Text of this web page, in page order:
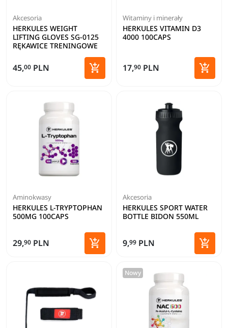
Akcesoria
HERKULES WEIGHT
LIFTING GLOVES SG-0125
RĘKAWICE TRENINGOWE
45,00 PLN 
Dodaj do koszyka
Witaminy i minerały
HERKULES VITAMIN D3
4000 100CAPS
17,90 PLN 
Dodaj
Aminokwasy
HERKULES L-TRYPTOPHAN
500MG 100CAPS
29,90 PLN 
Dodaj do koszyka
Akcesoria
HERKULES SPORT WATER
BOTTLE BIDON 550ML
9,99 PLN 
Dodaj
Nowy